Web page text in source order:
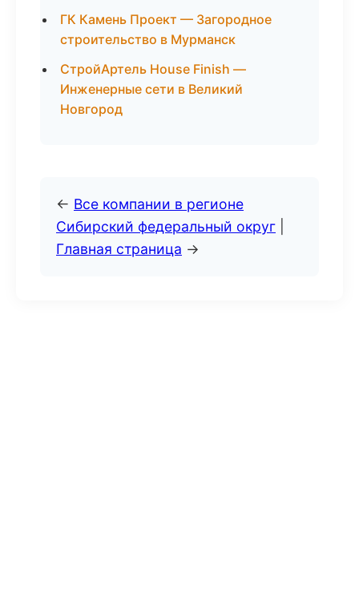
ГК Камень Проект — Загородное
строительство в Мурманск
СтройАртель House Finish —
Инженерные сети в Великий
Новгород
← Все компании в регионе
Сибирский федеральный округ
Главная страница →